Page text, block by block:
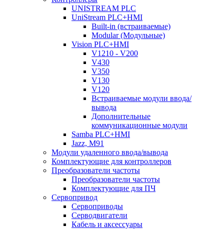
UNISTREAM PLC
UniStream PLC+HMI
Built-in (встраиваемые)
Modular (Модульные)
Vision PLC+HMI
V1210 - V200
V430
V350
V130
V120
Встраиваемые модули ввода/
вывода
Дополнительные
коммуникационные модули
Samba PLC+HMI
Jazz, M91
Модули удаленного ввода/вывода
Комплектующие для контроллеров
Преобразователи частоты
Преобразователи частоты
Комплектующие для ПЧ
Сервопривод
Сервоприводы
Серводвигатели
Кабель и аксессуары